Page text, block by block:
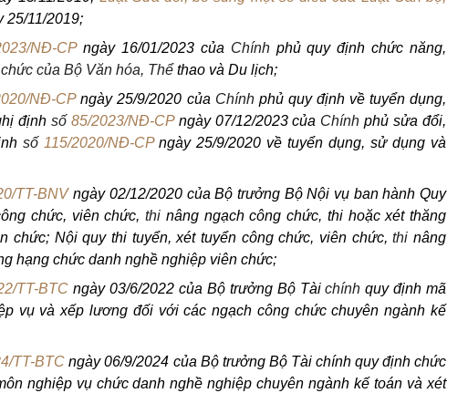
25/11/2019;
NĐ-CPngày 16/01/2023 của Chínhphủ quy định chức năng,
của Bộ Văn hóa, Thểthao và Du lịch;
NĐ-CPngày 25/9/2020 của Chínhphủ quy định về tuyển dụng,
định số 85/2023/NĐ-CPngày 07/12/2023 của Chính phủ sửa đổi,
số 115/2020/NĐ-CPngày 25/9/2020 về tuyển dụng, sử dụng và
TT-BNVngày 02/12/2020 của Bộ trưởng Bộ Nội vụ ban hành Quy
chức, viên chức,thi nâng ngạch công chức, thi hoặc xét thăng
chức; Nội quy thi tuyển, xét tuyển công chức, viên chức,thi nâng
hạng chức danh nghề nghiệp viên chức;
TT-BTC ngày 03/6/2022 của Bộ trưởng Bộ Tàichính quy định mã
vụ và xếp lương đối với các ngạch công chức chuyên ngành kế
TT-BTC ngày 06/9/2024 của Bộ trưởng Bộ Tài chính quy định chức
nghiệp vụ chức danh nghề nghiệp chuyên ngành kế toán và xét